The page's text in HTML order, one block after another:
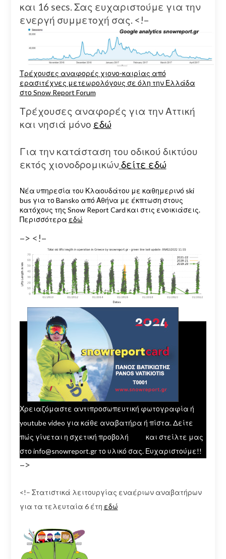
και 16 secs. Σας ευχαριστούμε για την
ενεργή συμμετοχή σας. <!–
Τρέχουσες αναφορές χιονο-καιρίας από
ερασιτέχνες μετεωρολόγους σε όλη την Ελλάδα
στο Snow Report Forum
Τρέχουσες αναφορές για την Αττική
και νησιά μόνο εδώ
Για την κατάσταση του οδικού δικτύου
εκτός χιονοδρομικώνδείτε εδώ
Νέα υπηρεσία του Κλαουδάτου με καθημερινό ski
bus για το Bansko από Αθήνα με έκπτωση στους
κατόχους της Snow Report Card και στις ενοικιάσεις.
Περισσότερα εδώ
–> <!–
Χρειαζόμαστε αντιπροσωπευτική φωτογραφία ή
youtube video για κάθε αναβατήρα ή πίστα. Δείτε
πώς γίνεται η σχετική προβολή
και στείλτε μας
στο info@snowreport.gr το υλικό σας. Ευχαριστούμε!!
–>
<!– Στατιστικά λειτουργίας εναέριων αναβατήρων
για τα τελευταία 6 έτη εδώ